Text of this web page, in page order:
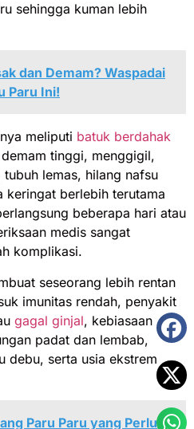
sehingga kuman lebih
dan Demam? Waspadai
Paru Ini!
meliputi batuk berdahak
tinggi, menggigil,
tubuh lemas, hilang nafsu
keringat berlebih terutama
beberapa hari atau
medis sangat
komplikasi.
seseorang lebih rentan
imunitas rendah, penyakit
gagal ginjal, kebiasaan
padat dan lembab,
debu, serta usia ekstrem
Paru Paru yang Perlu